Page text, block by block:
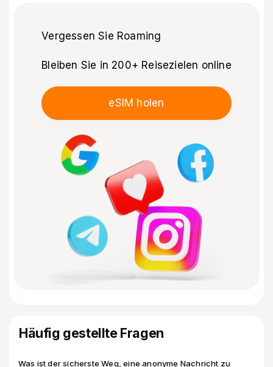
Vergessen Sie Roaming
Bleiben Sie in 200+ Reisezielen online
eSIM holen
Häufig gestellte Fragen
Was ist der sicherste Weg, eine anonyme Nachricht zu